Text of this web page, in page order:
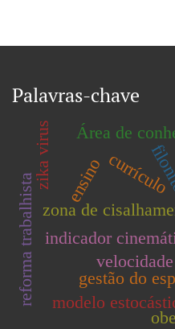
Palavras-chave
zona de
indicador
ensino
Área de
gestão do
modelo
currículo
reforma trabalhista
zika virus